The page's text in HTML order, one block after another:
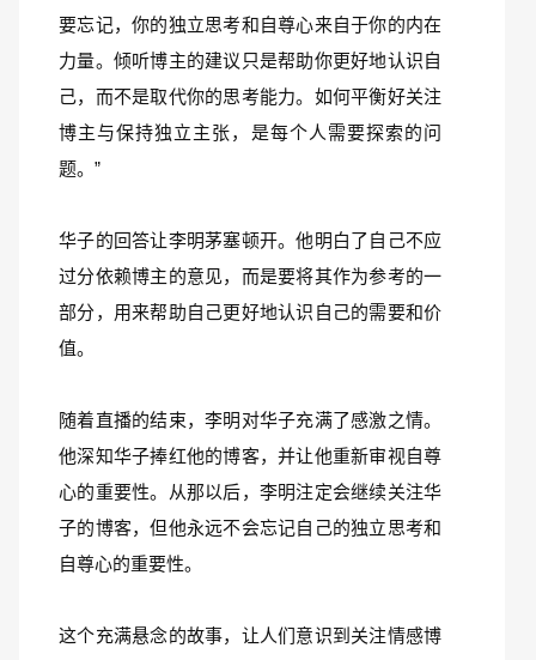
要忘记，你的独立思考和自尊心来自于你的内在
力量。倾听博主的建议只是帮助你更好地认识自
己，而不是取代你的思考能力。如何平衡好关注
博主与保持独立主张，是每个人需要探索的问
题。”
华子的回答让李明茅塞顿开。他明白了自己不应
过分依赖博主的意见，而是要将其作为参考的一
部分，用来帮助自己更好地认识自己的需要和价
值。
随着直播的结束，李明对华子充满了感激之情。
他深知华子捧红他的博客，并让他重新审视自尊
心的重要性。从那以后，李明注定会继续关注华
子的博客，但他永远不会忘记自己的独立思考和
自尊心的重要性。
这个充满悬念的故事，让人们意识到关注情感博